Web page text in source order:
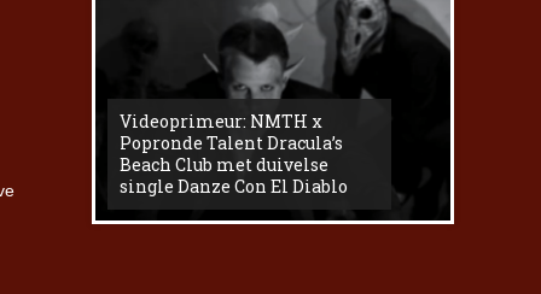
Videoprimeur: NMTH x
Popronde Talent Dracula’s
Beach Club met duivelse
single Danze Con El Diablo